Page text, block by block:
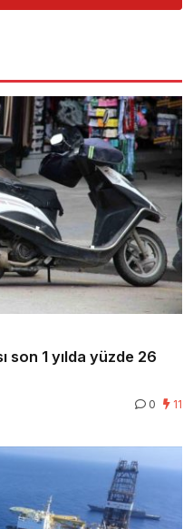
son 1 yılda yüzde 26
0 11